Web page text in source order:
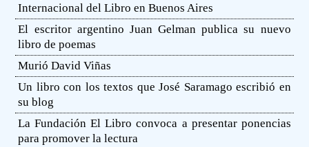
Internacional del Libro en Buenos Aires
El escritor argentino Juan Gelman publica su nuevo
libro de poemas
Murió David Viñas
Un libro con los textos que José Saramago escribió en
su blog
La Fundación El Libro convoca a presentar ponencias
para promover la lectura